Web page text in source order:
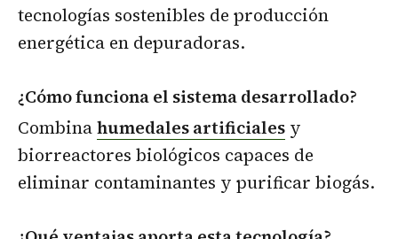
tecnologías sostenibles de producción
energética en depuradoras.
¿Cómo funciona el sistema desarrollado?
Combinahumedales artificiales y
biorreactores biológicos capaces de
eliminar contaminantes y purificar biogás.